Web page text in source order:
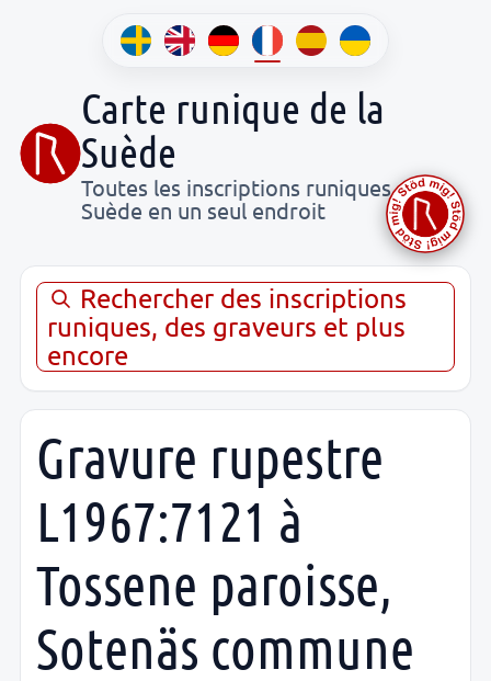
Carte runique de la
Suède
Toutes les inscriptions runiques de
Suède en un seul endroit
Rechercher des inscriptions
runiques, des graveurs et plus
encore
Gravure rupestre
L1967:7121 à
Tossene paroisse,
Sotenäs commune